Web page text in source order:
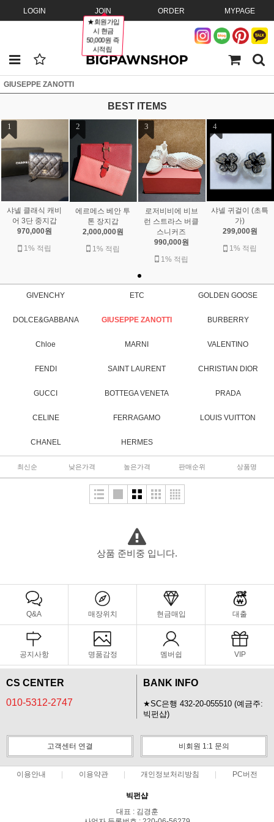
LOGIN JOIN
★회원가입
시 현금
50,000원 즉
시적립
ORDER MYPAGE
GIUSEPPE ZANOTTI
BEST ITEMS
1
샤넬 클래식 캐비
어 3단 중지갑
970,000원
1% 적립
2
에르메스 베안 투
톤 장지갑
2,000,000원
1% 적립
3
로저비비에 비브
런 스트라스 버클
스니커즈
990,000원
1% 적립
4
샤넬 귀걸이 (초특
가)
299,000원
1% 적립
GIVENCHY ETC GOLDEN GOOSE
DOLCE&GABBANA GIUSEPPE ZANOTTI BURBERRY
Chloe MARNI VALENTINO
FENDI SAINT LAURENT CHRISTIAN DIOR
GUCCI BOTTEGA VENETA PRADA
CELINE FERRAGAMO LOUIS VUITTON
CHANEL HERMES
최신순 낮은가격 높은가격 판매순위 상품명
상품 준비중 입니다.
Q&A 매장위치 현금매입 대출
공지사항 명품감정 멤버쉽 VIP
CS CENTER
010-5312-2747
BANK INFO
★SC은행 432-20-055510 (예금주:
빅펀샵)
고객센터 연결 비회원 1:1 문의
이용안내 이용약관 개인정보처리방침 PC버전
빅펀샵
대표 : 김경훈